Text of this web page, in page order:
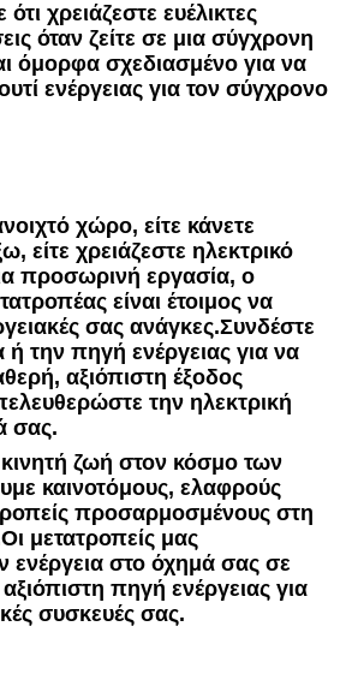
χρειάζεστε ευέλικτες
όταν ζείτε σε μια σύγχρονη
όμορφα σχεδιασμένο για να
ενέργειας για τον σύγχρονο
χώρο, είτε κάνετε
είτε χρειάζεστε ηλεκτρικό
προσωρινή εργασία, ο
είναι έτοιμος να
σας ανάγκες.Συνδέστε
ή την πηγή ενέργειας για να
αξιόπιστη έξοδος
την ηλεκτρική
σας.
ζωή στον κόσμο των
καινοτόμους, ελαφρούς
προσαρμοσμένους στη
μετατροπείς μας
ενέργεια στο όχημά σας σε
πηγή ενέργειας για
συσκευές σας.